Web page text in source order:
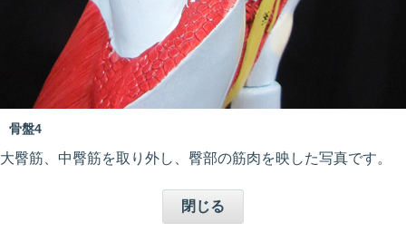
骨盤4
大臀筋、中臀筋を取り外し、臀部の筋肉を映した写真です。
閉じる